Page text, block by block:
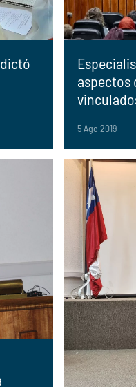
aspectos
5 Ago 2019